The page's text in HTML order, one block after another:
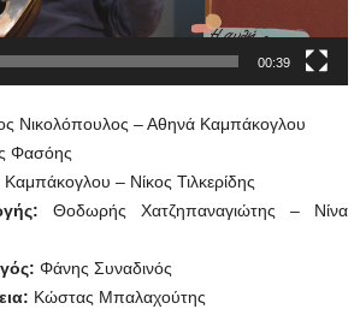
00:39
Νικολόπουλος – Αθηνά Καμπάκογλου
Φασόης
– Νίκος Τιλκερίδης
Θοδωρής Χατζηπαναγιώτης – Νίνα
Φάνης Συναδινός
Κώστας Μπαλαχούτης